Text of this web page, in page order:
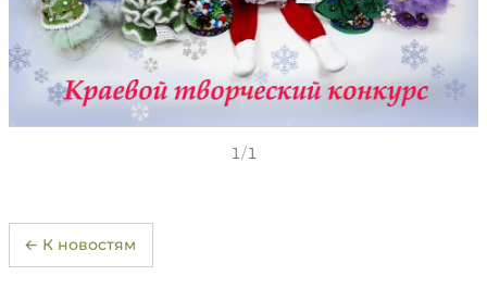
1/1
← К новостям